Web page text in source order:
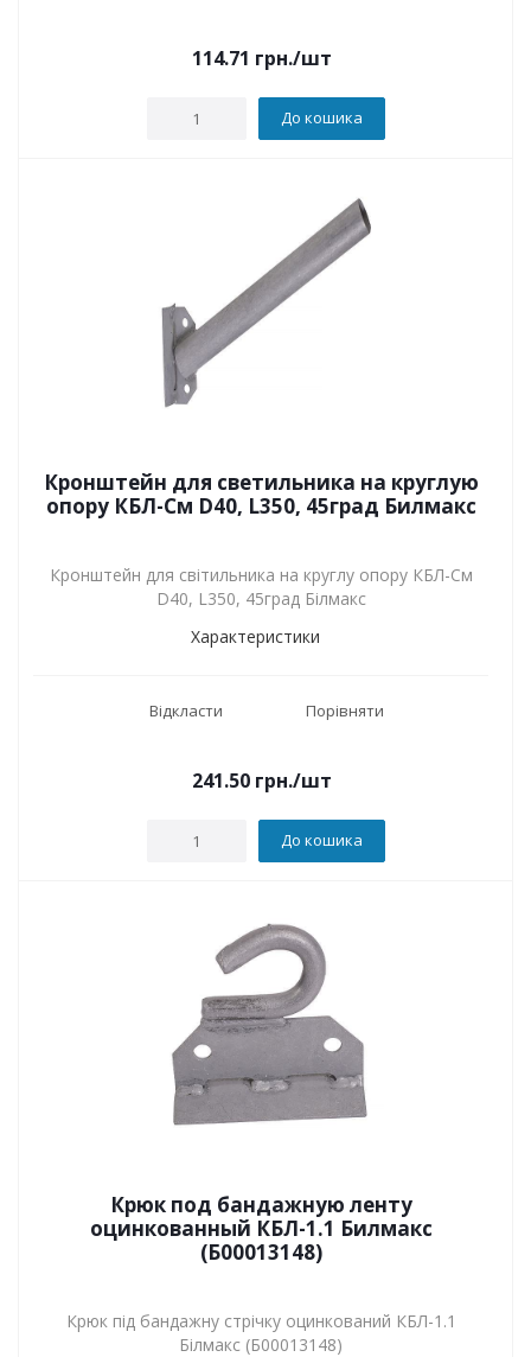
114.71 грн./шт
До кошика
Кронштейн для светильника на круглую
опору КБЛ-См D40, L350, 45град Билмакс
Кронштейн для світильника на круглу опору КБЛ-См
D40, L350, 45град Білмакс
Характеристики
Відкласти Порівняти
241.50грн./шт
До кошика
Крюк под бандажную ленту
оцинкованный КБЛ-1.1 Билмакс
(Б00013148)
Крюк під бандажну стрічку оцинкований КБЛ-1.1
Білмакс (Б00013148)